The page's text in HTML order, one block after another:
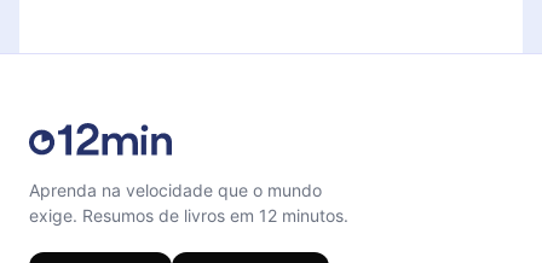
Aprenda na velocidade que o mundo
exige. Resumos de livros em 12 minutos.